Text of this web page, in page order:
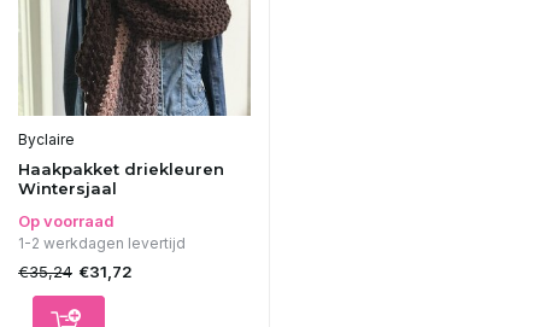
Byclaire
Haakpakket driekleuren
Wintersjaal
Op voorraad
1-2 werkdagen levertijd
€35,24 €31,72